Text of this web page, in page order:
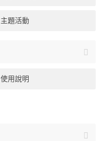
主題活動
使用說明